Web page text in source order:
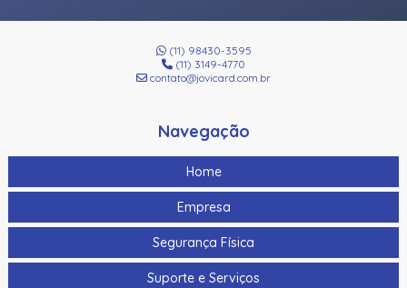
(11) 98430-3595
(11) 3149-4770
contato@jovicard.com.br
Navegação
Home
Empresa
Segurança Física
Suporte e Serviços